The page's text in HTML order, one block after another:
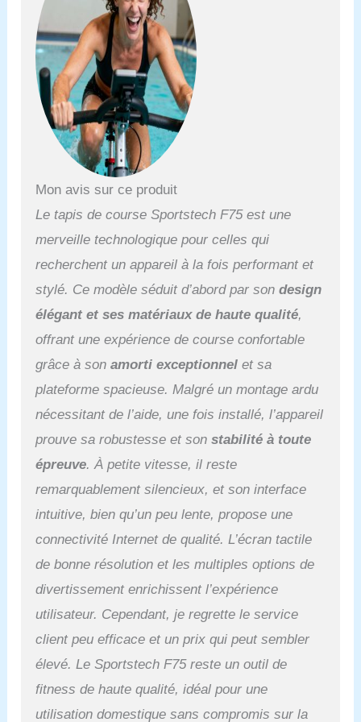
𝗚𝗔𝗥𝗗𝗘𝗭 𝗨𝗡 Œ𝗜𝗟 𝗦𝗨𝗥
𝗩𝗢𝗦
𝗣𝗘𝗥𝗙𝗢𝗥𝗠𝗔𝗡𝗖𝗘𝗦 : La
console moderne de ce
tapis roulant affiche les
données d’entraînement
en temps réel. Pour
mesurer votre fréquence
cardiaque, vous pouvez
poignées ou une ceinture
𝗣𝗥𝗘́𝗦𝗘𝗥𝗩𝗘𝗭 𝗩𝗢𝗦
𝗔𝗥𝗧𝗜𝗖𝗨𝗟𝗔𝗧𝗜𝗢𝗡𝗦 : Ce
tapis de course inclinable
à 18° possède un cadre
réglable et un moteur
offrant une vitesse de
pointe de 20,8 km/h. Doté
d’une surface de course
d'amortissement, il
respecte vos articulations.
𝗖𝗢𝗡𝗡𝗘𝗖𝗧𝗘́ : Ce tapis
roulant pliable est doté
et d'un grand écran
Android connecté de
expérience
d'entraînement unique et
d’un coach de fitness à
𝗨𝗡𝗘
𝗦𝗔𝗟𝗟𝗘 𝗗𝗘 𝗦𝗣𝗢𝗥𝗧
𝗗𝗜𝗥𝗘𝗖𝗧𝗘𝗠𝗘𝗡𝗧 𝗖𝗛𝗘𝗭
𝗩𝗢𝗨𝗦 : Les appareils de
fitness et musculation
Sportstech font venir la
pour des entraînements
complets et efficaces, 100
Mon avis sur ce produit
Le tapis de course Sportstech F75 est une
merveille technologique pour celles qui
recherchent un appareil à la fois performant et
stylé. Ce modèle séduit d’abord par sondesign
élégant et ses matériaux de haute qualité,
offrant une expérience de course confortable
grâce à sonamorti exceptionnel et sa
plateforme spacieuse. Malgré un montage ardu
nécessitant de l’aide, une fois installé, l’appareil
prouve sa robustesse et sonstabilité à toute
épreuve. À petite vitesse, il reste
remarquablement silencieux, et son interface
intuitive, bien qu’un peu lente, propose une
connectivité Internet de qualité. L’écran tactile
de bonne résolution et les multiples options de
divertissement enrichissent l’expérience
utilisateur. Cependant, je regrette le service
client peu efficace et un prix qui peut sembler
élevé. Le Sportstech F75 reste un outil de
fitness de haute qualité, idéal pour une
utilisation domestique sans compromis sur la